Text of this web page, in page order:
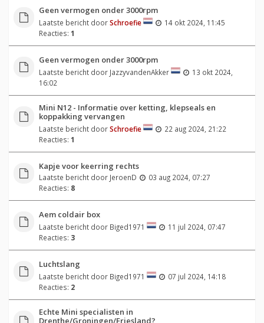
Geen vermogen onder 3000rpm
Laatste bericht doorSchroefie
14 okt 2024, 11:45
Reacties: 1
Geen vermogen onder 3000rpm
Laatste bericht door JazzyvandenAkker
13 okt 2024,
16:02
Mini N12 - Informatie over ketting, klepseals en
koppakking vervangen
Laatste bericht doorSchroefie
22 aug 2024, 21:22
Reacties: 1
Kapje voor keerring rechts
Laatste bericht door JeroenD
03 aug 2024, 07:27
Reacties: 8
Aem coldair box
Laatste bericht door Biged1971
11 jul 2024, 07:47
Reacties: 3
Luchtslang
Laatste bericht door Biged1971
07 jul 2024, 14:18
Reacties: 2
Echte Mini specialisten in
Drenthe/Groningen/Friesland?